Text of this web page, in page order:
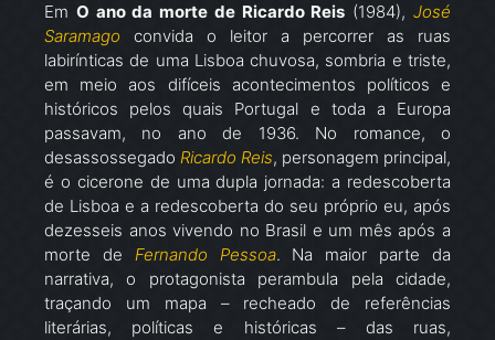
Em O ano da morte de Ricardo Reis (1984),José
Saramago convida o leitor a percorrer as ruas
labirínticas de uma Lisboa chuvosa, sombria e triste,
em meio aos difíceis acontecimentos políticos e
históricos pelos quais Portugal e toda a Europa
passavam, no ano de 1936. No romance, o
desassossegado Ricardo Reis, personagem principal,
é o cicerone de uma dupla jornada: a redescoberta
de Lisboa e a redescoberta do seu próprio eu, após
dezesseis anos vivendo no Brasil e um mês após a
morte de Fernando Pessoa. Na maior parte da
narrativa, o protagonista perambula pela cidade,
traçando um mapa – recheado de referências
literárias, políticas e históricas – das ruas,